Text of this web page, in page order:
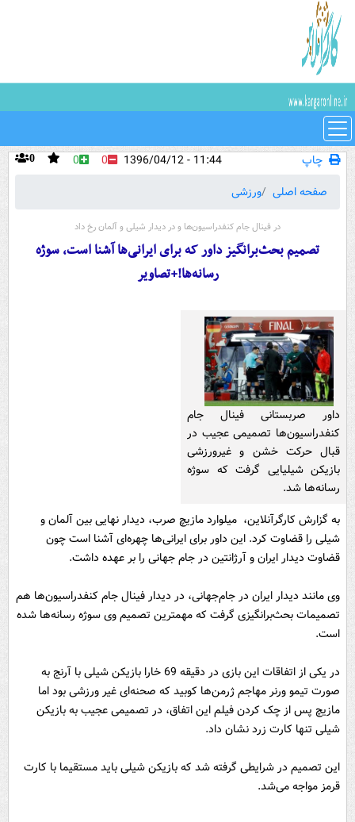
چاپ 0 0 0
11:44 - 1396/04/12
صفحه اصلی
ورزشی
در فینال جام کنفدراسیون‌ها و در دیدار شیلی و آلمان رخ داد
تصمیم بحث‌برانگیز داور که برای ایرانی‌ها آشنا است، سوژه
رسانه‌ها!+تصاویر
داور صربستانی فینال جام
کنفدراسیون‌ها تصمیمی عجیب در
قبال حرکت خشن و غیرورزشی
بازیکن شیلیایی گرفت که سوژه
رسانه‌ها شد.
به گزارش کارگرآنلاین، میلوارد مازیچ صرب، دیدار نهایی بین آلمان و
شیلی را قضاوت کرد. این داور برای ایرانی‌ها چهره‌ای آشنا است چون
قضاوت دیدار ایران و آرژانتین در جام جهانی را بر عهده داشت.
وی مانند دیدار ایران در جام‌جهانی، در دیدار فینال جام کنفدراسیون‌ها هم
تصمیمات بحث‌برانگیزی گرفت که مهمترین تصمیم وی سوژه رسانه‌ها شده
است.
در یکی از اتفاقات این بازی در دقیقه 69 خارا بازیکن شیلی با آرنج به
صورت تیمو ورنر مهاجم ژرمن‌ها کوبید که صحنه‌ای غیر ورزشی بود اما
مازیچ پس از چک کردن فیلم این اتفاق، در تصمیمی عجیب به بازیکن
شیلی تنها کارت زرد نشان داد.
این تصمیم در شرایطی گرفته شد که بازیکن شیلی باید مستقیما با کارت
قرمز مواجه می‌شد.